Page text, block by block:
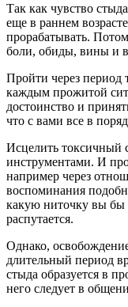
Так как чувство
еще в раннем
прорабатывать.
боли, обиды, вины и
Пройти через период
каждым прожитой
достоинство и
что с вами все в
Исцелить токсичный
инструментами. И
например через
воспоминания
какую ниточку вы бы
распутается.
Однако,
длительный период
стыда образуется в
него следует в